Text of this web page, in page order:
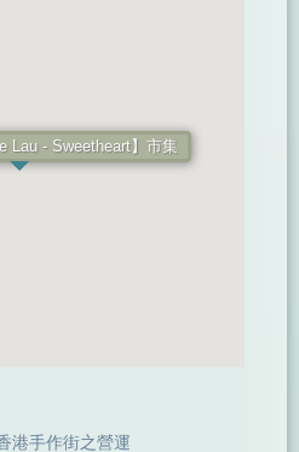
Lau - Sweetheart】市集